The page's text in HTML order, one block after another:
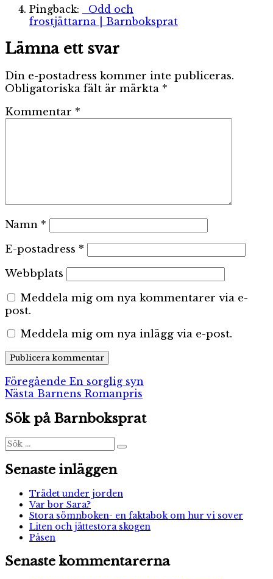
Pingback:
Odd och
frostjättarna | Barnboksprat
Lämna ett svar
Din e-postadress kommer inte publiceras.
Obligatoriska fält är märkta *
Kommentar *
Namn *
E-postadress *
Webbplats
Meddela mig om nya kommentarer via e-
post.
Meddela mig om nya inlägg via e-post.
Inläggsnavigering
Föregående Föregående
inlägg:
En sorglig syn
Nästa Nästa
Barnens Romanpris
Sök på Barnboksprat
Sök
efter:
Sök
Senaste inläggen
Trädet under jorden
Var bor Sara?
Stora sömnboken- en faktabok om hur vi sover
Liten och jättestora skogen
Påsen
Senaste kommentarerna